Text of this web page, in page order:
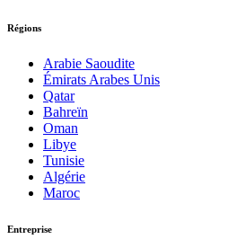
Régions
Arabie Saoudite
Émirats Arabes Unis
Qatar
Bahreïn
Oman
Libye
Tunisie
Algérie
Maroc
Entreprise